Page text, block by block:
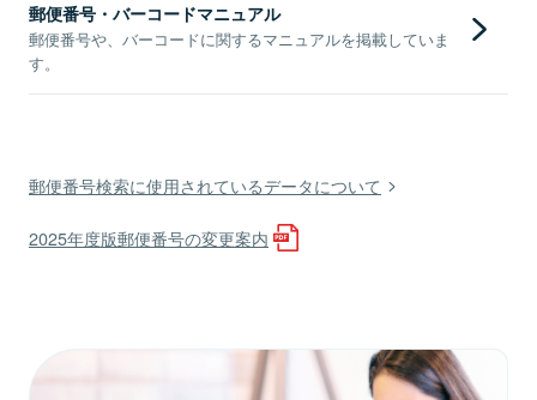
郵便番号・バーコードマニュアル
郵便番号や、バーコードに関するマニュアルを掲載していま
す。
郵便番号検索に使用されているデータについて
2025年度版郵便番号の変更案内